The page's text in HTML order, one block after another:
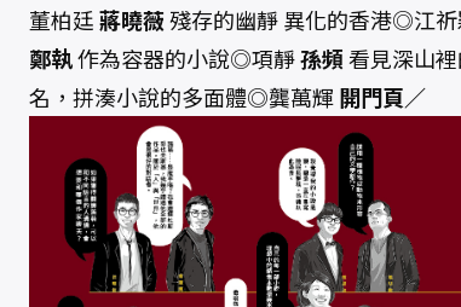
董柏廷蔣曉薇殘存的幽靜 異化的香港◎江
鄭執作為容器的小說◎項靜孫頻看見深山
名，拼湊小說的多面體◎龔萬輝開門頁／